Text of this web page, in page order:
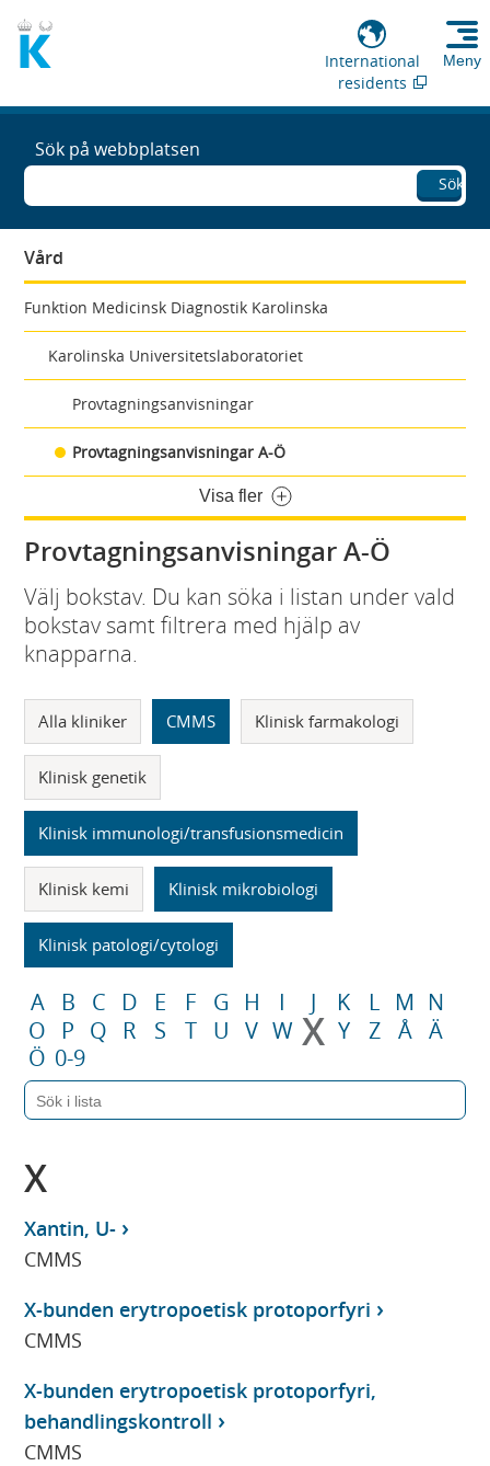
International
residents
Meny
Sök på webbplatsen
Sök
Vård
Funktion Medicinsk Diagnostik Karolinska
Karolinska Universitetslaboratoriet
Provtagningsanvisningar
Provtagningsanvisningar A-Ö
Visa fler
Provtagningsanvisningar A-Ö
Välj bokstav. Du kan söka i listan under vald
bokstav samt filtrera med hjälp av
knapparna.
Alla kliniker CMMS Klinisk farmakologi
Klinisk genetik
Klinisk immunologi/transfusionsmedicin
Klinisk kemi Klinisk mikrobiologi
Klinisk patologi/cytologi
A B C D E F G H I J K L M N
O
P Q R S T U V W X Y Z Å Ä
Ö 0-9
X
Xantin, U-
CMMS
X-bunden erytropoetisk protoporfyri
CMMS
X-bunden erytropoetisk protoporfyri,
behandlingskontroll
CMMS